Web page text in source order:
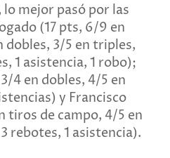
lo mejor pasó por las
(17 pts, 6/9 en
dobles, 3/5 en triples,
1 asistencia, 1 robo);
4 en dobles, 4/5 en
y Francisco
tiros de campo, 4/5 en
rebotes, 1 asistencia).